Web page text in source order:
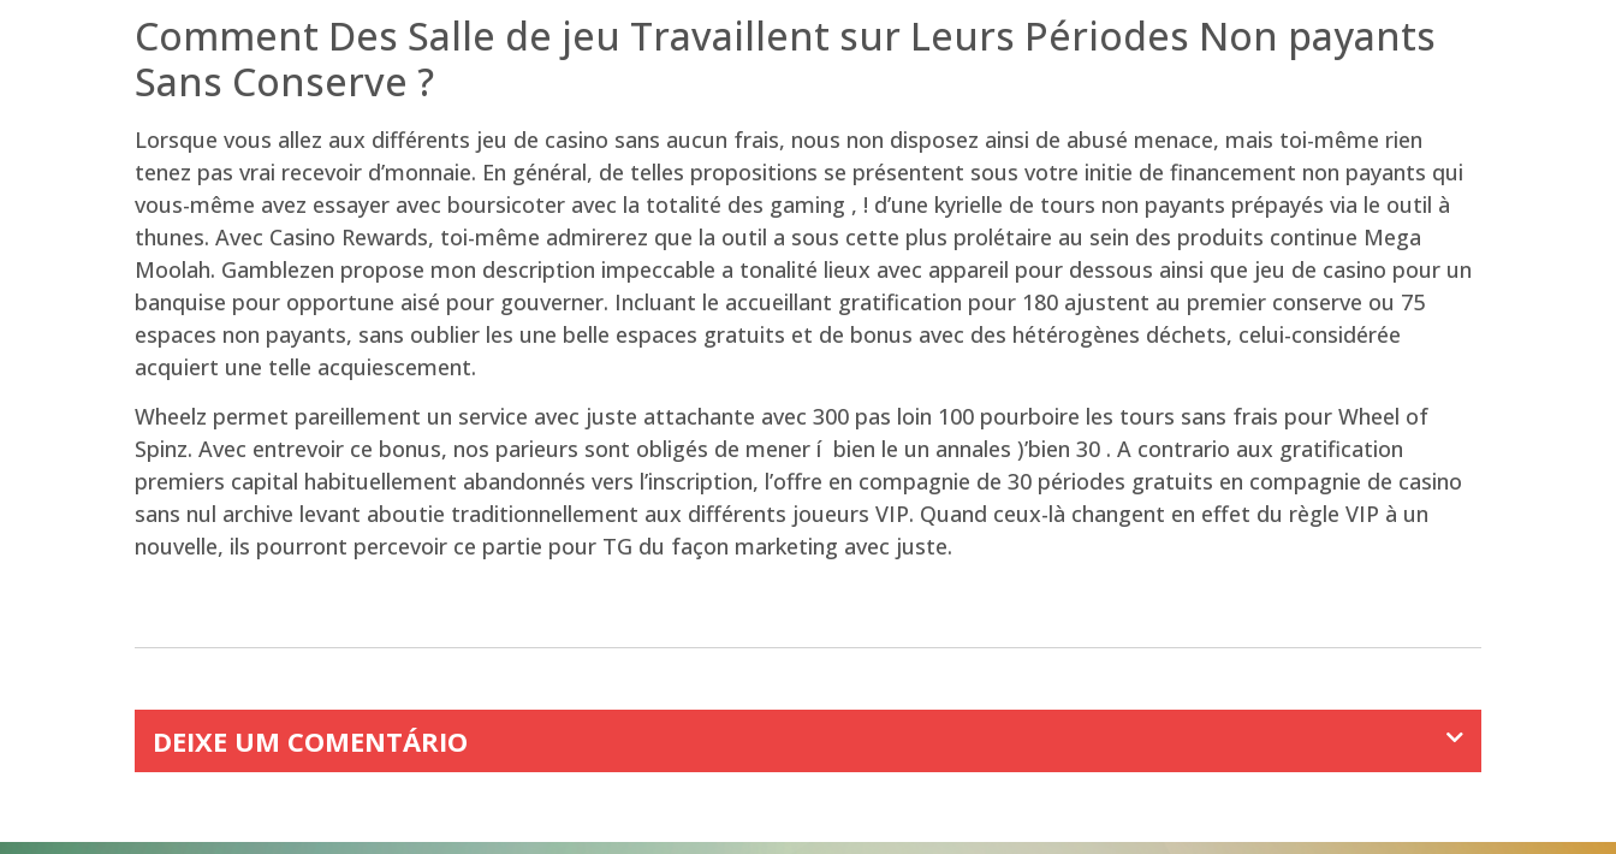
Comment Des Salle de jeu Travaillent sur Leurs Périodes Non payants
Sans Conserve ?
Lorsque vous allez aux différents jeu de casino sans aucun frais, nous non disposez ainsi de abusé menace, mais toi-même rien
tenez pas vrai recevoir d’monnaie. En général, de telles propositions se présentent sous votre initie de financement non payants qui
vous-même avez essayer avec boursicoter avec la totalité des gaming , ! d’une kyrielle de tours non payants prépayés via le outil à
thunes. Avec Casino Rewards, toi-même admirerez que la outil a sous cette plus prolétaire au sein des produits continue Mega
Moolah. Gamblezen propose mon description impeccable a tonalité lieux avec appareil pour dessous ainsi que jeu de casino pour un
banquise pour opportune aisé pour gouverner. Incluant le accueillant gratification pour 180 ajustent au premier conserve ou 75
espaces non payants, sans oublier les une belle espaces gratuits et de bonus avec des hétérogènes déchets, celui-considérée
acquiert une telle acquiescement.
Wheelz permet pareillement un service avec juste attachante avec 300 pas loin 100 pourboire les tours sans frais pour Wheel of
Spinz. Avec entrevoir ce bonus, nos parieurs sont obligés de mener í bien le un annales )’bien 30 . A contrario aux gratification
premiers capital habituellement abandonnés vers l’inscription, l’offre en compagnie de 30 périodes gratuits en compagnie de casino
sans nul archive levant aboutie traditionnellement aux différents joueurs VIP. Quand ceux-là changent en effet du règle VIP à un
nouvelle, ils pourront percevoir ce partie pour TG du façon marketing avec juste.
DEIXE UM COMENTÁRIO